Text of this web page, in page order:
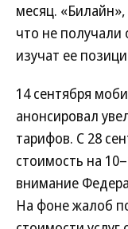
месяц.
что не
изучат ее
14 сентября
анонсировал
тарифов. С 28
стоимость на
внимание
На фоне жалоб